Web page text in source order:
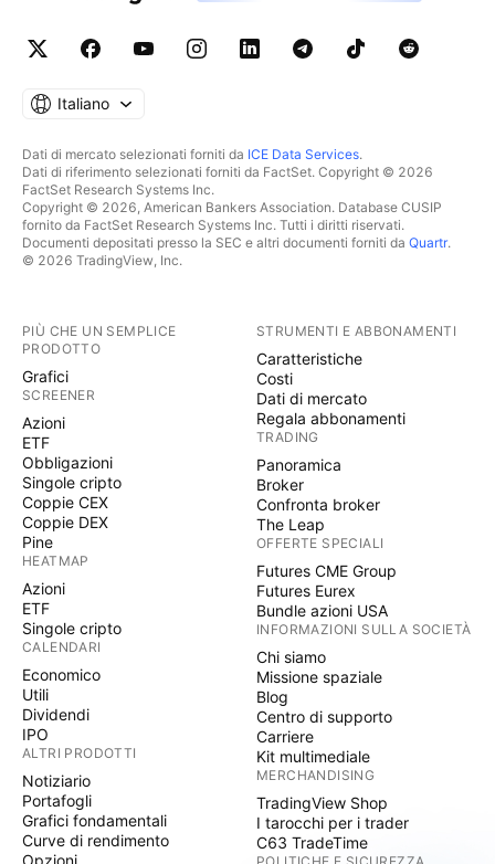
Italiano
Dati di mercato selezionati forniti da ICE Data Services.
Dati di riferimento selezionati forniti da FactSet. Copyright © 2026
FactSet Research Systems Inc.
Copyright © 2026, American Bankers Association. Database CUSIP
fornito da FactSet Research Systems Inc. Tutti i diritti riservati.
Documenti depositati presso la SEC e altri documenti forniti da Quartr.
© 2026 TradingView, Inc.
PIÙ CHE UN SEMPLICE
PRODOTTO
Grafici
SCREENER
Azioni
ETF
Obbligazioni
Singole cripto
Coppie CEX
Coppie DEX
Pine
HEATMAP
Azioni
ETF
Singole cripto
CALENDARI
Economico
Utili
Dividendi
IPO
ALTRI PRODOTTI
Notiziario
Portafogli
Grafici fondamentali
Curve di rendimento
Opzioni
STRUMENTI E ABBONAMENTI
Caratteristiche
Costi
Dati di mercato
Regala abbonamenti
TRADING
Panoramica
Broker
Confronta broker
The Leap
OFFERTE SPECIALI
Futures CME Group
Futures Eurex
Bundle azioni USA
INFORMAZIONI SULLA SOCIETÀ
Chi siamo
Missione spaziale
Blog
Centro di supporto
Carriere
Kit multimediale
MERCHANDISING
TradingView Shop
I tarocchi per i trader
C63 TradeTime